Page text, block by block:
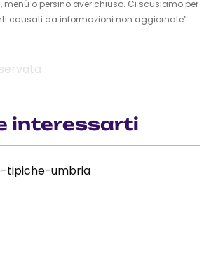
menù o persino aver chiuso. Ci scusiamo per
causati da informazioni non aggiornate”.
interessarti